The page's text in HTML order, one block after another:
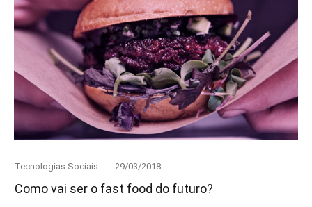
Category
Tecnologias Sociais
Posted
29/03/2018
Como vai ser o fast food do futuro?